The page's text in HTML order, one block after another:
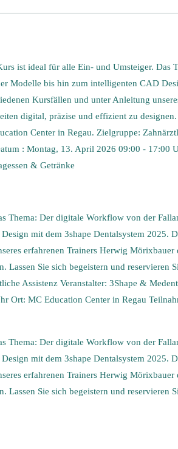
ist ideal für alle Ein- und Umsteiger. Das
Modelle bis hin zum intelligenten CAD
Kursfällen und unter Anleitung
digital, präzise und effizient zu designen.
Center in Regau. Zielgruppe:
: Montag, 13. April 2026 09:00 - 17:00
& Getränke
Thema: Der digitale Workflow von der
mit dem 3shape Dentalsystem 2025.
erfahrenen Trainers Herwig Mörixbauer
Lassen Sie sich begeistern und reservieren
Assistenz Veranstalter: 3Shape &
Ort: MC Education Center in Regau
Thema: Der digitale Workflow von der
mit dem 3shape Dentalsystem 2025.
erfahrenen Trainers Herwig Mörixbauer
Lassen Sie sich begeistern und reservieren